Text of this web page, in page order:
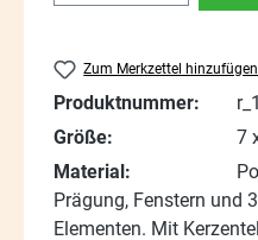
Zum Merkzettel hinzufügen
Produktnummer:
Größe:
7
Material:
Prägung, Fenstern und
Elementen. Mit